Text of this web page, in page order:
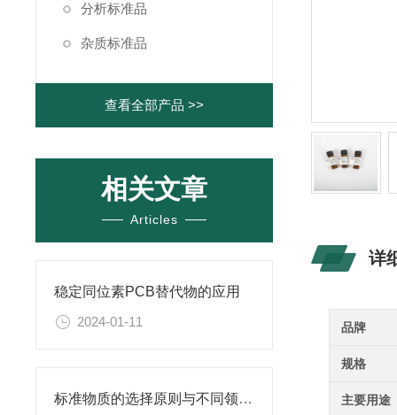
分析标准品
杂质标准品
查看全部产品 >>
相关文章
Articles
稳定同位素PCB替代物的应用
2024-01-11
标准物质的选择原则与不同领域应用匹配性分析
详
品牌
规格
主要用途